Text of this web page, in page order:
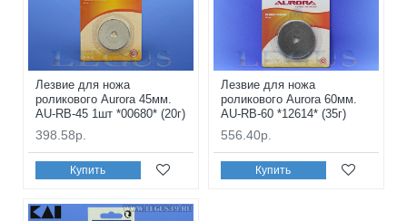
Лезвие для ножа
роликового Aurora 45мм.
AU-RB-45 1шт *00680* (20г)
398.58р.
Купить
Лезвие для ножа
роликового Aurora 60мм.
AU-RB-60 *12614* (35г)
556.40р.
Купить